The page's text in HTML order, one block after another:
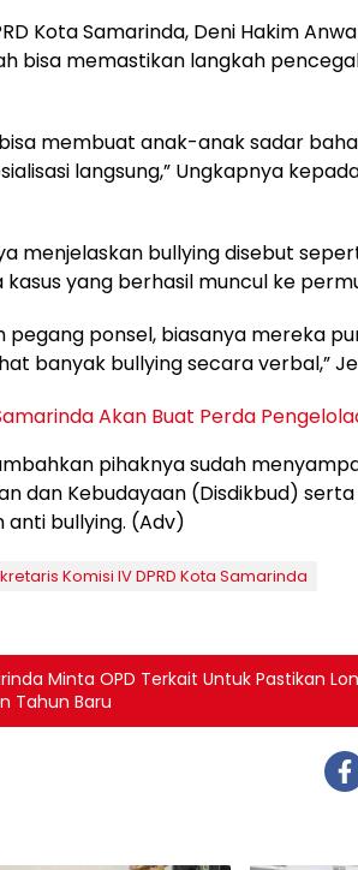
Kota Samarinda, Deni Hakim
bisa memastikan langkah
membuat anak-anak sadar
langsung,” Ungkapnya
menjelaskan bullying disebut
yang berhasil muncul ke
pegang ponsel, biasanya mereka
banyak bullying secara verbal,”
Akan Buat Perda
pihaknya sudah
dan Kebudayaan (Disdikbud)
bullying. (Adv)
Komisi IV DPRD Kota Samarinda
Minta OPD Terkait Untuk Pastikan
Tahun Baru